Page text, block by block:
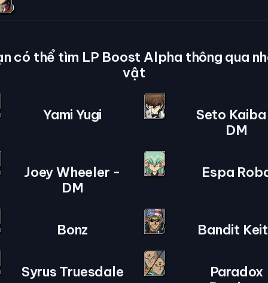
có thể tìm LP Boost Alpha thông qua
vật
Yami Yugi
Seto
DM
Joey Wheeler -
DM
Espa
Bonz Bandit
Syrus Truesdale
Paradox